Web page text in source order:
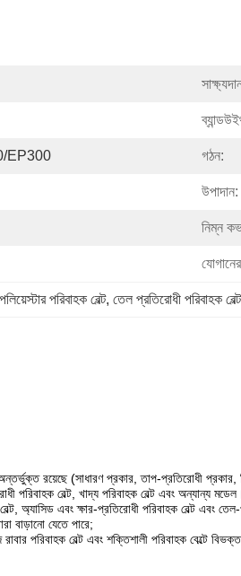
EP300 গঠন:
উপাদান:
নিম্ন
পরিবাহক বেল্ট, তেল প্রতিরোধী পরিবাহক বেল্ট
রয়েছে (সাধারণ প্রকার, তাপ-প্রতিরোধী
পরিবাহক বেল্ট, খাদ্য পরিবাহক বেল্ট এবং অন্যান্য
অ্যাসিড এবং ক্ষার-প্রতিরোধী পরিবাহক বেল্ট এবং
বাড়ানো যেতে পারে;
পরিবাহক বেল্ট এবং শক্তিশালী পরিবাহক বেল্টে